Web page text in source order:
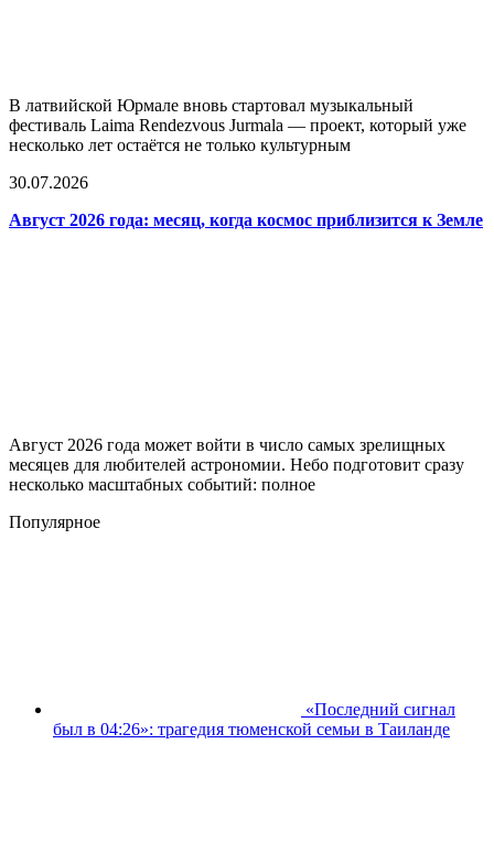
В латвийской Юрмале вновь стартовал музыкальный
фестиваль Laima Rendezvous Jurmala — проект, который уже
несколько лет остаётся не только культурным
30.07.2026
Август 2026 года: месяц, когда космос приблизится к Земле
Август 2026 года может войти в число самых зрелищных
месяцев для любителей астрономии. Небо подготовит сразу
несколько масштабных событий: полное
Популярное
«Последний сигнал
был в 04:26»: трагедия тюменской семьи в Таиланде